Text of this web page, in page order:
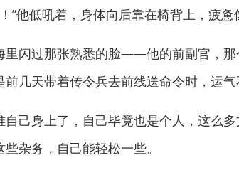
他低吼着，身体向后靠在椅背上，疲惫
闪过那张熟悉的脸——他的前副官，那
几天带着传令兵去前线送命令时，运
身上了，自己毕竟也是个人，这么多
杂务，自己能轻松一些。